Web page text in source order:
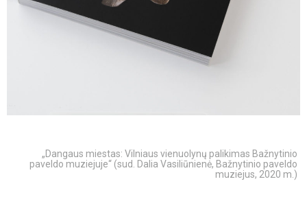
„Dangaus miestas: Vilniaus vienuolynų palikimas Bažnytinio
paveldo muziejuje“ (sud. Dalia Vasiliūnienė, Bažnytinio paveldo
muziejus, 2020 m.)